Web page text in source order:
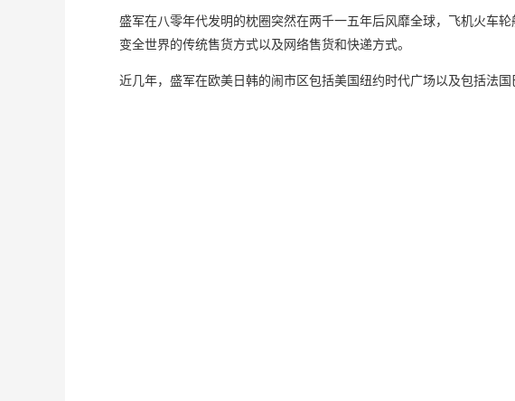
盛军在八零年代发明的枕圈突然在两千一五年后风靡全球，飞机火车
变全世界的传统售货方式以及网络售货和快递方式。
近几年，盛军在欧美日韩的闹市区包括美国纽约时代广场以及包括法